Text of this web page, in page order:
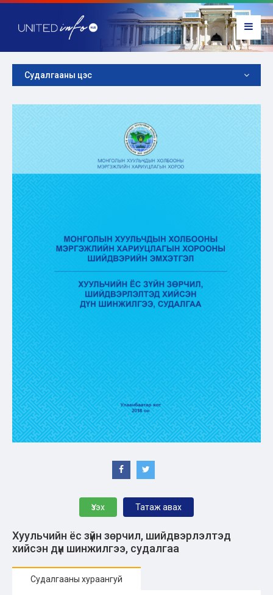
Судалгааны цэс
Үзэх Татаж авах
Хуульчийн ёс зүйн зөрчил, шийдвэрлэлтэд
хийсэн дүн шинжилгээ, судалгаа
Судалгааны хураангуй